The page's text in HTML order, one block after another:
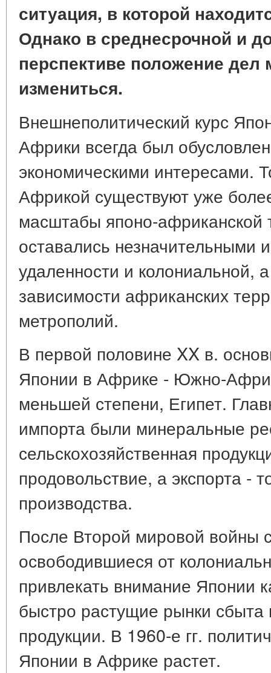
ситуация, в которой
Однако в среднесрочной и
перспективе положение
измениться.
Внешнеполитический курс
Африки всегда был
экономическими интересами.
Африкой существуют уже
масштабы японо-африканской
оставались незначительными
удаленности и колониальной,
зависимости африканских
метрополий.
В первой половине XX в.
Японии в Африке - Южно-
меньшей степени, Египет.
импорта были минеральные
сельскохозяйственная
продовольствие, а экспорта -
производства.
После Второй мировой войны
освободившиеся от
привлекать внимание Японии
быстро растущие рынки
продукции. В 1960-е гг.
Японии в Африке растет.